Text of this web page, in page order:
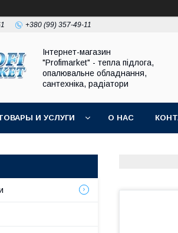
+380 (99) 357-49-11
Інтернет-магазин
"Profimarket" - тепла підлога,
опалювальне обладнання,
сантехніка, радіатори
И УСЛУГИ О НАС